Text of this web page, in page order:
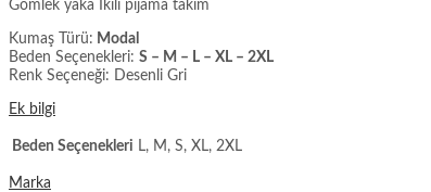
Gömlek yaka İkili pijama takım
Kumaş Türü: Modal
Beden Seçenekleri: S – M – L – XL – 2XL
Renk Seçeneği: Desenli Gri
Ek bilgi
Beden Seçenekleri L, M, S, XL, 2XL
Marka